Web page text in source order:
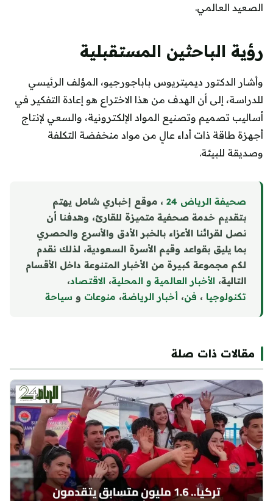
الصعيد العالمي.
رؤية الباحثين المستقبلية
وأشار الدكتور ديميتريوس باباجورجيو، المؤلف الرئيسي
للدراسة، إلى أن الهدف من هذا الاختراع هو إعادة التفكير في
أساليب تصميم وتصنيع المواد الإلكترونية، والسعي لإنتاج
أجهزة طاقة ذات أداء عالٍ من مواد منخفضة التكلفة
وصديقة للبيئة.
صحيفة الرياض 24
، موقع إخباري شامل يهتم
بتقديم خدمة صحفية متميزة للقارئ، وهدفنا أن
نصل لقرائنا الأعزاء بالخبر الأدق والأسرع والحصري
بما يليق بقواعد وقيم الأسرة السعودية، لذلك نقدم
لكم مجموعة كبيرة من الأخبار المتنوعة داخل الأقسام
التالية، الأخبار العالمية و المحلية، الاقتصاد،
تكنولوجيا ، فن، أخبار الرياضة، منوعات و سياحة
مقالات ذات صلة